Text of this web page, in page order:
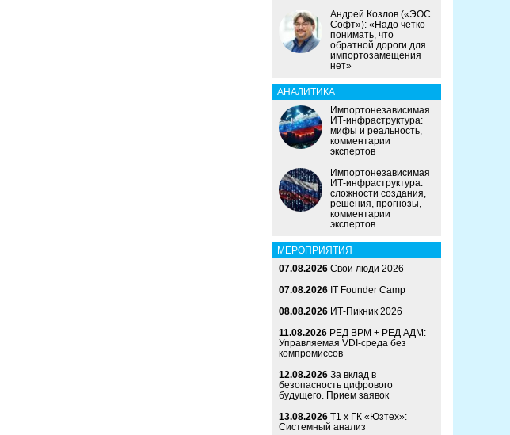
Андрей Козлов («ЭОС
Софт»): «Надо четко
понимать, что
обратной дороги для
импортозамещения
нет»
АНАЛИТИКА
Импортонезависимая
ИТ-инфраструктура:
мифы и реальность,
комментарии
экспертов
Импортонезависимая
ИТ-инфраструктура:
сложности создания,
решения, прогнозы,
комментарии
экспертов
МЕРОПРИЯТИЯ
07.08.2026 Свои люди 2026
07.08.2026 IT Founder Camp
08.08.2026 ИТ-Пикник 2026
11.08.2026 РЕД ВРМ + РЕД АДМ:
Управляемая VDI-среда без
компромиссов
12.08.2026 За вклад в
безопасность цифрового
будущего. Прием заявок
13.08.2026 Т1 x ГК «Юзтех»:
Системный анализ